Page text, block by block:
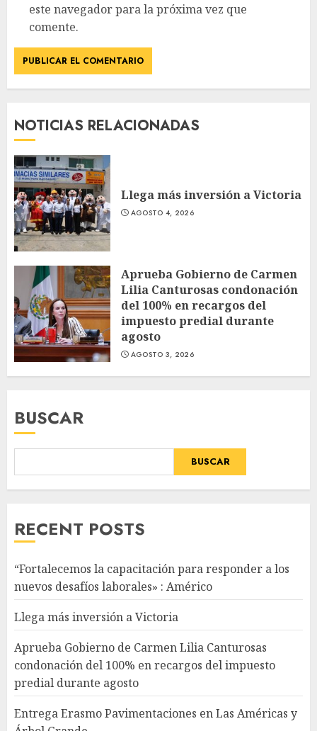
este navegador para la próxima vez que
comente.
NOTICIAS RELACIONADAS
Llega más inversión a Victoria
AGOSTO 4, 2026
Aprueba Gobierno de Carmen
Lilia Canturosas condonación
del 100% en recargos del
impuesto predial durante
agosto
AGOSTO 3, 2026
BUSCAR
BUSCAR
RECENT POSTS
“Fortalecemos la capacitación para responder a los
nuevos desafíos laborales» : Américo
Llega más inversión a Victoria
Aprueba Gobierno de Carmen Lilia Canturosas
condonación del 100% en recargos del impuesto
predial durante agosto
Entrega Erasmo Pavimentaciones en Las Américas y